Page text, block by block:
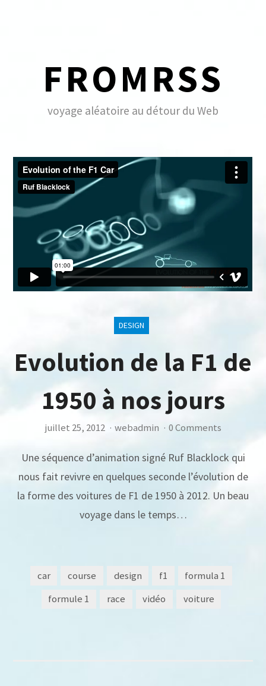
FROMRSS
voyage aléatoire au détour du Web
DESIGN
Evolution de la F1 de
1950 à nos jours
juillet 25, 2012 · webadmin · 0 Comments
Une séquence d’animation signé Ruf Blacklock qui
nous fait revivre en quelques seconde l’évolution de
la forme des voitures de F1 de 1950 à 2012. Un beau
voyage dans le temps…
car course design f1
formula 1
formule 1
race vidéo voiture